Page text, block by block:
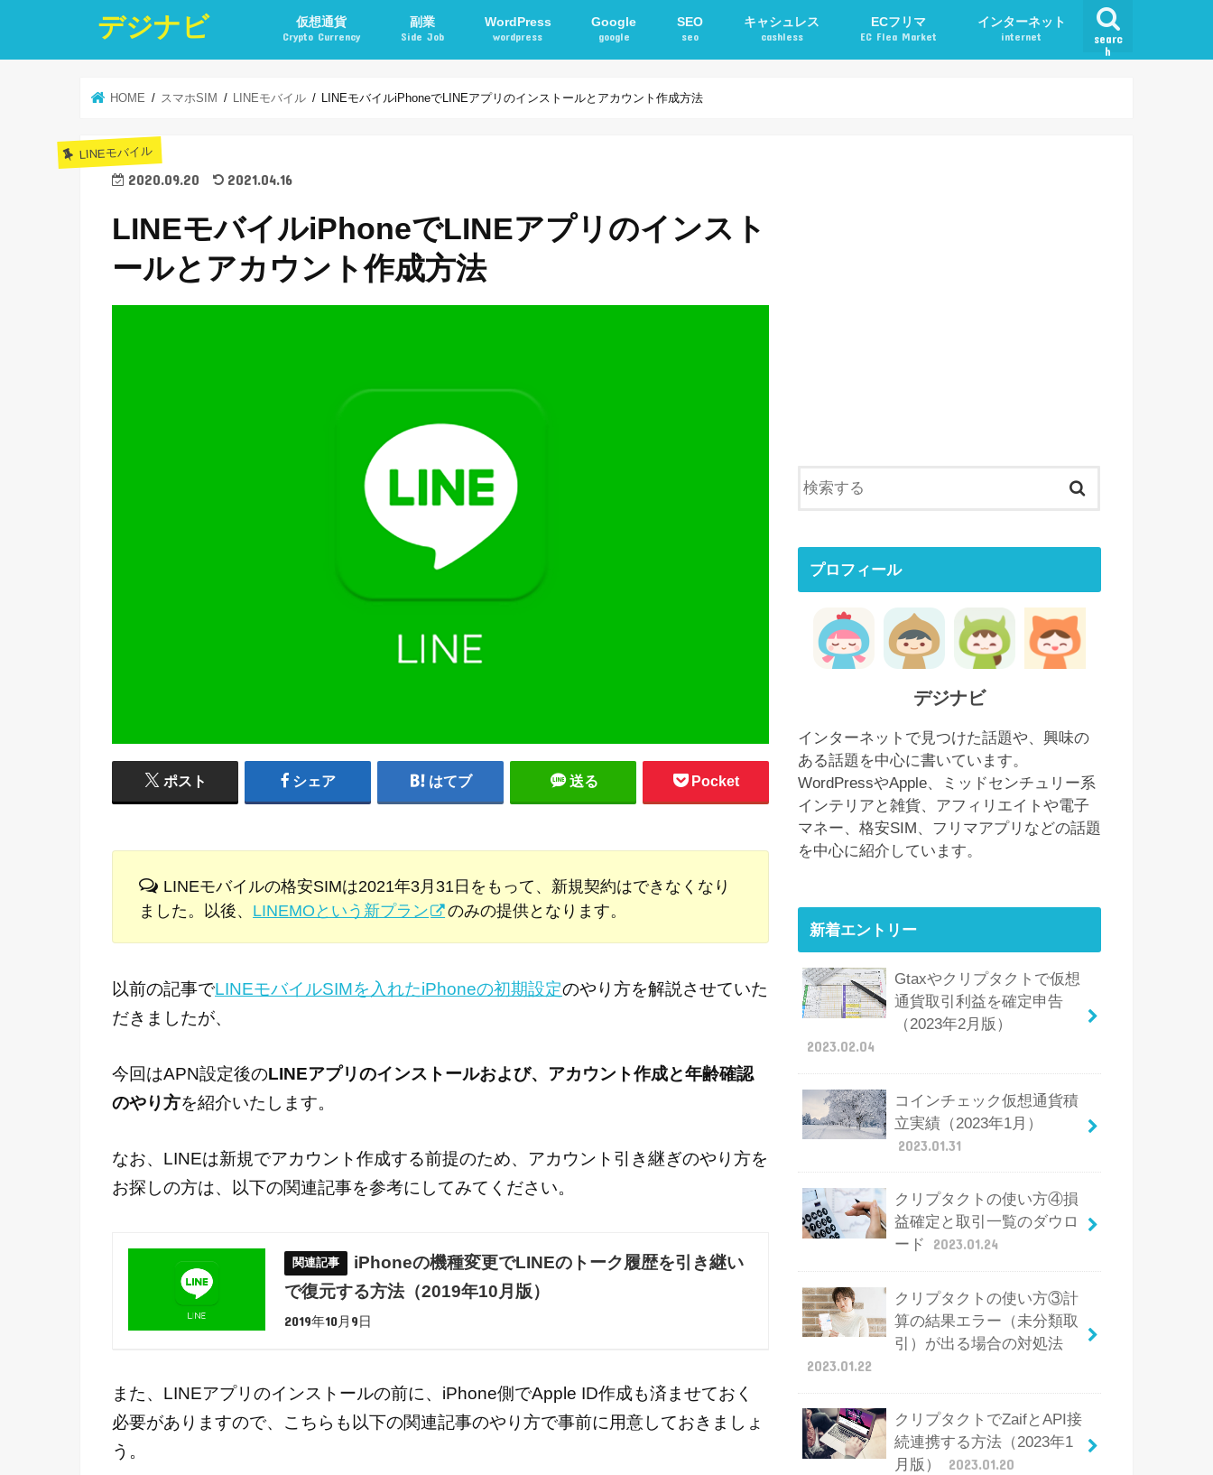
デジナビ
searc
h
仮想通貨
Crypto Currency
副業
Side Job
WordPress
wordpress
Google
google
SEO
seo
キャシュレス
cashless
ECフリマ
EC Flea Market
インターネット
internet
HOME スマホSIM LINEモバイル LINEモバイルiPhoneでLINEアプリのインストールとアカウント作成方法
LINEモバイル
2020.09.20 2021.04.16
LINEモバイルiPhoneでLINEアプリのインスト
ールとアカウント作成方法
ポスト シェア はてブ 送る Pocket
LINEモバイルの格安SIMは2021年3月31日をもって、新規契約はできなくなり
ました。以後、 LINEMOという新プラン のみの提供となります。
以前の記事でLINEモバイルSIMを入れたiPhoneの初期設定のやり方を解説させていた
だきましたが、
今回はAPN設定後のLINEアプリのインストールおよび、アカウント作成と年齢確認
のやり方を紹介いたします。
なお、LINEは新規でアカウント作成する前提のため、アカウント引き継ぎのやり方を
お探しの方は、以下の関連記事を参考にしてみてください。
iPhoneの機種変更でLINEのトーク履歴を引き継い
で復元する方法（2019年10月版）
2019年10月9日
また、LINEアプリのインストールの前に、iPhone側でApple ID作成も済ませておく
必要がありますので、こちらも以下の関連記事のやり方で事前に用意しておきましょ
う。
プロフィール
デジナビ
インターネットで見つけた話題や、興味の
ある話題を中心に書いています。
WordPressやApple、ミッドセンチュリー系
インテリアと雑貨、アフィリエイトや電子
マネー、格安SIM、フリマアプリなどの話題
を中心に紹介しています。
新着エントリー
Gtaxやクリプタクトで仮想
通貨取引利益を確定申告
（2023年2月版）
2023.02.04
コインチェック仮想通貨積
立実績（2023年1月）
2023.01.31
クリプタクトの使い方④損
益確定と取引一覧のダウロ
ード
2023.01.24
クリプタクトの使い方③計
算の結果エラー（未分類取
引）が出る場合の対処法
2023.01.22
クリプタクトでZaifとAPI接
続連携する方法（2023年1
月版）
2023.01.20